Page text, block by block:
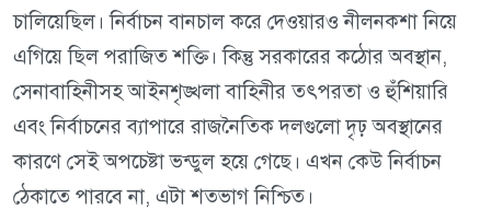
চালিয়েছিল। নির্বাচন বানচাল করে দেওয়ারও নীলনকশা নিয়ে
এগিয়ে ছিল পরাজিত শক্তি। কিন্তু সরকারের কঠোর অবস্থান,
সেনাবাহিনীসহ আইনশৃঙ্খলা বাহিনীর তৎপরতা ও হুঁশিয়ারি
এবং নির্বাচনের ব্যাপারে রাজনৈতিক দলগুলো দৃঢ় অবস্থানের
কারণে সেই অপচেষ্টা ভন্ডুল হয়ে গেছে। এখন কেউ নির্বাচন
ঠেকাতে পারবে না, এটা শতভাগ নিশ্চিত।